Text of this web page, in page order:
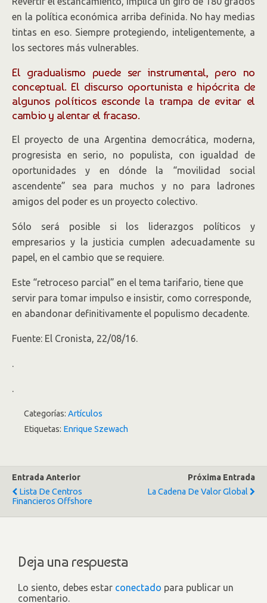
en la política económica arriba definida. No hay medias
tintas en eso. Siempre protegiendo, inteligentemente, a
los sectores más vulnerables.
El gradualismo puede ser instrumental, pero no
conceptual. El discurso oportunista e hipócrita de
algunos políticos esconde la trampa de evitar el
cambio y alentar el fracaso.
El proyecto de una Argentina democrática, moderna,
progresista en serio, no populista, con igualdad de
oportunidades y en dónde la “movilidad social
ascendente” sea para muchos y no para ladrones
amigos del poder es un proyecto colectivo.
Sólo será posible si los liderazgos políticos y
empresarios y la justicia cumplen adecuadamente su
papel, en el cambio que se requiere.
Este “retroceso parcial” en el tema tarifario, tiene que
servir para tomar impulso e insistir, como corresponde,
en abandonar definitivamente el populismo decadente.
Fuente: El Cronista, 22/08/16.
.
.
Categorías: Artículos
Etiquetas: Enrique Szewach
Entrada Anterior
Lista De Centros
Financieros Offshore
Próxima Entrada
La Cadena De Valor Global
Deja una respuesta
Lo siento, debes estar conectado para publicar un
comentario.